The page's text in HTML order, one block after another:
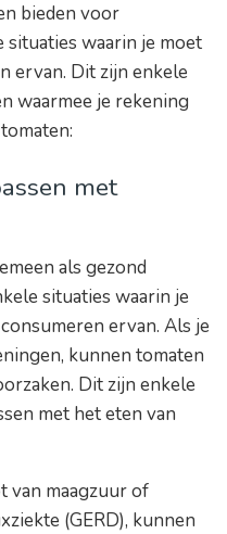
bieden voor
waarin je moet
ervan. Dit zijn enkele
waarmee je rekening
met
als gezond
situaties waarin je
ervan. Als je
kunnen tomaten
Dit zijn enkele
met het eten van
van maagzuur of
(GERD), kunnen